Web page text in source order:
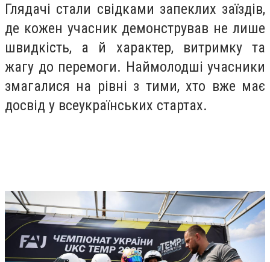
Глядачі стали свідками запеклих заїздів,
де кожен учасник демонстрував не лише
швидкість, а й характер, витримку та
жагу до перемоги. Наймолодші учасники
змагалися на рівні з тими, хто вже має
досвід у всеукраїнських стартах.